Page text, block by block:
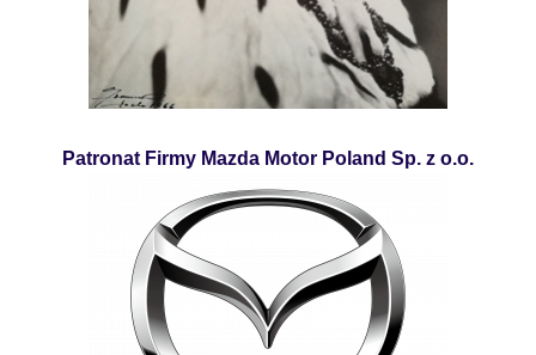
Patronat Firmy Mazda Motor Poland Sp. z o.o.